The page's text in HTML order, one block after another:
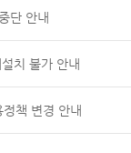
단 안내
치 불가 안내
책 변경 안내